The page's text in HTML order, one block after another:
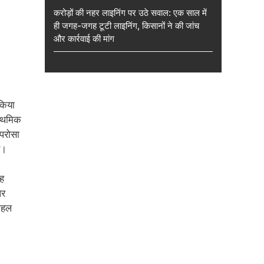
करोड़ों की नहर लाइनिंग पर उठे सवाल: एक साल में
ही जगह-जगह टूटी लाइनिंग, किसानों ने की जांच
और कार्रवाई की मांग